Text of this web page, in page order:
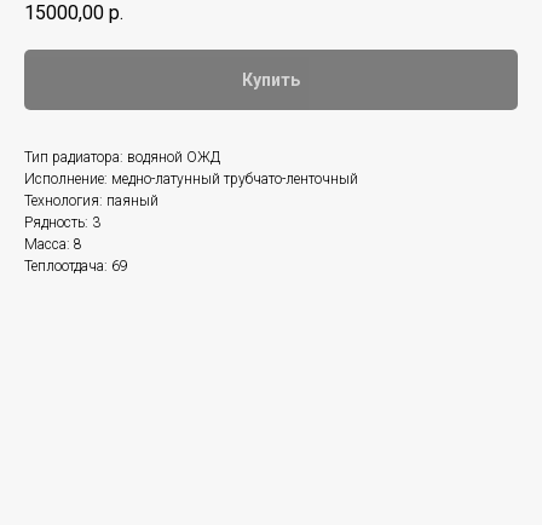
15000,00 р.
Купить
Тип радиатора: водяной ОЖД
Исполнение: медно-латунный трубчато-ленточный
Технология: паяный
Рядность: 3
Масса: 8
Теплоотдача: 69